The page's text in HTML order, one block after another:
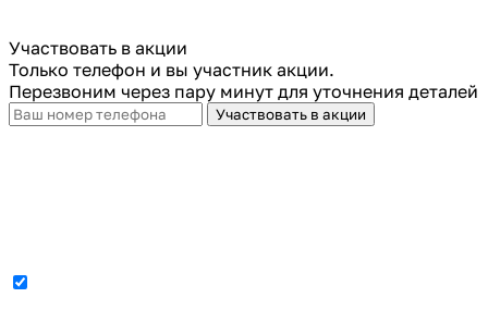
Участвовать в акции
Только телефон и вы участник акции.
Перезвоним через пару минут для уточнения деталей
Участвовать в акции